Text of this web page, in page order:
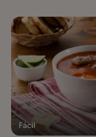
Fácil